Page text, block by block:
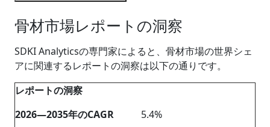
骨材市場レポートの洞察
SDKI Analyticsの専門家によると、骨材市場の世界シェ
アに関連するレポートの洞察は以下の通りです。
レポートの洞察
2026―2035年のCAGR
5.4%